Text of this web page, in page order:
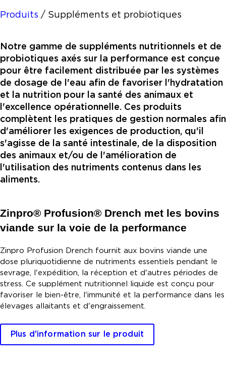
Produits / Suppléments et probiotiques
Notre gamme de suppléments nutritionnels et de
probiotiques axés sur la performance est conçue
pour être facilement distribuée par les systèmes
de dosage de l'eau afin de favoriser l'hydratation
et la nutrition pour la santé des animaux et
l'excellence opérationnelle. Ces produits
complètent les pratiques de gestion normales afin
d'améliorer les exigences de production, qu'il
s'agisse de la santé intestinale, de la disposition
des animaux et/ou de l'amélioration de
l'utilisation des nutriments contenus dans les
aliments.
Zinpro® Profusion® Drench met les bovins
viande sur la voie de la performance
Zinpro Profusion Drench fournit aux bovins viande une
dose pluriquotidienne de nutriments essentiels pendant le
sevrage, l'expédition, la réception et d'autres périodes de
stress. Ce supplément nutritionnel liquide est conçu pour
favoriser le bien-être, l'immunité et la performance dans les
élevages allaitants et d'engraissement.
Plus d'information sur le produit